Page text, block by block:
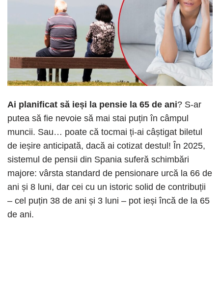
Ai planificat să ieși la pensie la 65 de ani? S-ar
putea să fie nevoie să mai stai puțin în câmpul
muncii. Sau… poate că tocmai ți-ai câștigat biletul
de ieșire anticipată, dacă ai cotizat destul! În 2025,
sistemul de pensii din Spania suferă schimbări
majore: vârsta standard de pensionare urcă la 66 de
ani și 8 luni, dar cei cu un istoric solid de contribuții
– cel puțin 38 de ani și 3 luni – pot ieși încă de la 65
de ani.